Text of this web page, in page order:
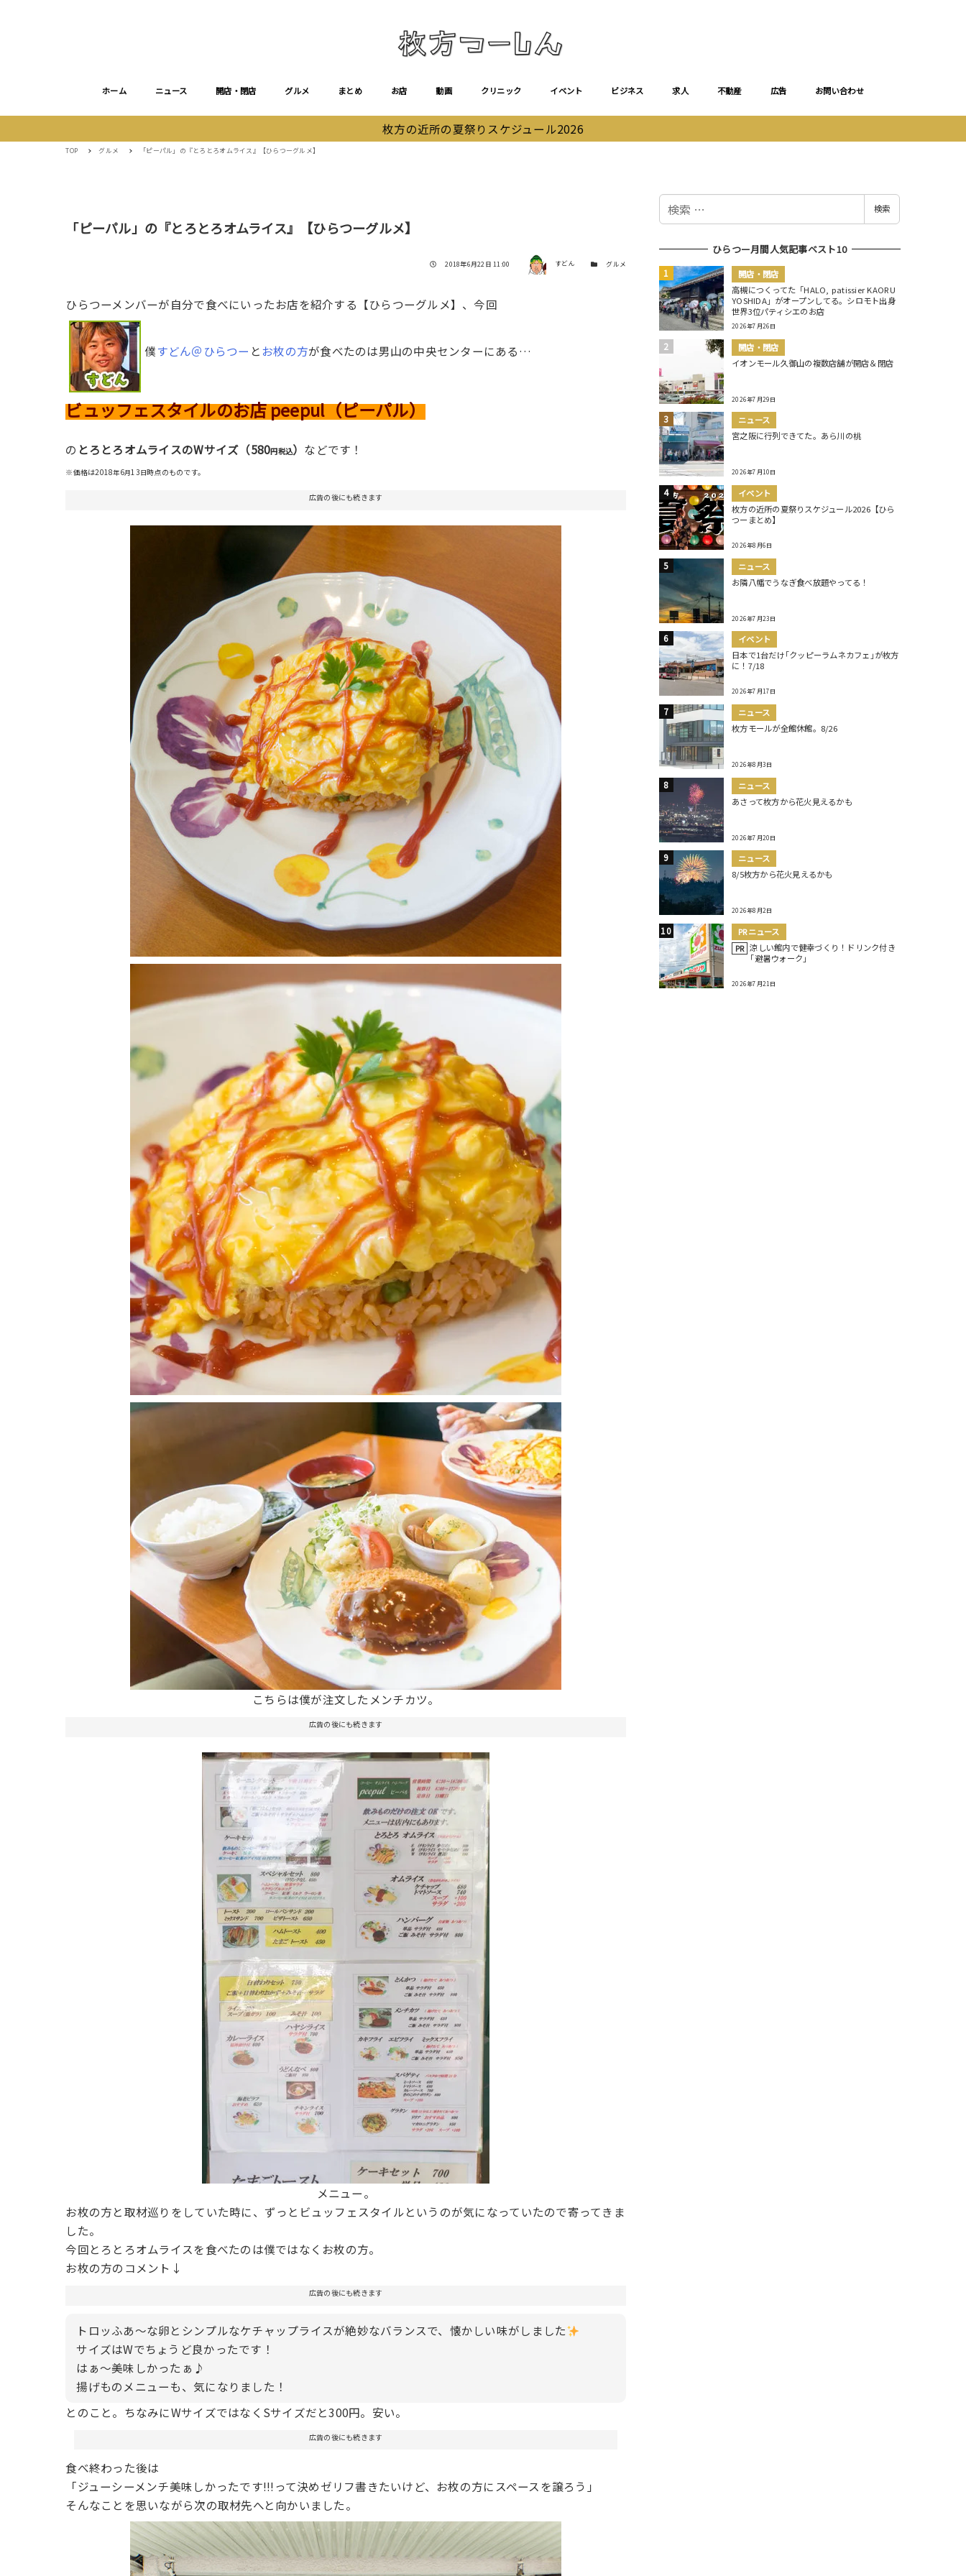
ホーム ニュース 開店・閉店 グルメ まとめ お店 動画 クリニック イベント ビジネス 求人 不動産 広告 お問い合わせ
枚方の近所の夏祭りスケジュール2026
TOP グルメ 「ピーパル」の『とろとろオムライス』【ひらつーグルメ】
「ピーパル」の『とろとろオムライス』【ひらつーグルメ】
投稿日
2018年6月22日 11:00 著者 すどん カテゴリー
グルメ
ひらつーメンバーが自分で食べにいったお店を紹介する【ひらつーグルメ】、今回
僕すどん＠ひらつー とお枚の方が食べたのは男山の中央センターにある…
ビュッフェスタイルのお店 peepul（ピーパル）
の とろとろオムライスのWサイズ（580円税込） などです！
※価格は2018年6月13日時点のものです。
広告の後にも続きます
こちらは僕が注文したメンチカツ。
広告の後にも続きます
メニュー。
お枚の方と取材巡りをしていた時に、ずっとビュッフェスタイルというのが気になっていたので寄ってきま
した。
今回とろとろオムライスを食べたのは僕ではなくお枚の方。
お枚の方のコメント↓
広告の後にも続きます
トロッふあ〜な卵とシンプルなケチャップライスが絶妙なバランスで、懐かしい味がしました
サイズはWでちょうど良かったです！
はぁ〜美味しかったぁ♪
揚げものメニューも、気になりました！
とのこと。ちなみにWサイズではなくSサイズだと300円。安い。
広告の後にも続きます
食べ終わった後は
「ジューシーメンチ美味しかったです!!!って決めゼリフ書きたいけど、お枚の方にスペースを譲ろう」
そんなことを思いながら次の取材先へと向かいました。
検
検索
ひらつー月間人気記事ベスト10
開店・閉店
高槻につくってた「HALO, patissier KAORU
YOSHIDA」がオープンしてる。シロモト出身
世界3位パティシエのお店
2026年7月26日
開店・閉店
イオンモール久御山の複数店舗が開店＆閉店
2026年7月29日
ニュース
宮之阪に行列できてた。あら川の桃
2026年7月10日
イベント
枚方の近所の夏祭りスケジュール2026【ひら
つーまとめ】
2026年8月6日
ニュース
お隣八幡でうなぎ食べ放題やってる！
2026年7月23日
イベント
日本で1台だけ｢クッピーラムネカフェ｣が枚方
に！7/18
2026年7月17日
ニュース
枚方モールが全館休館。8/26
2026年8月3日
ニュース
あさって枚方から花火見えるかも
2026年7月20日
ニュース
8/5枚方から花火見えるかも
2026年8月2日
PRニュース
PR 涼しい館内で健幸づくり！ドリンク付き
｢避暑ウォーク｣
2026年7月21日